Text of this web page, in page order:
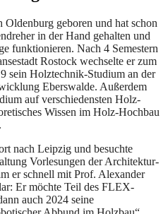
geboren und hat schon
in der Hand gehalten und
funktionieren. Nach 4 Semestern
Rostock wechselte er zum
sein Holztechnik-Studium an der
Eberswalde. Außerdem
auf verschiedensten Holz-
Wissen im Holz-Hochbau
nach Leipzig und besuchte
Vorlesungen der Architektur-
er schnell mit Prof. Alexander
Er möchte Teil des FLEX-
auch 2024 seine